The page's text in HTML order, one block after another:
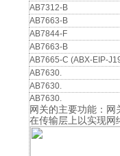
AB7312-B
AB7663-B
AB7844-F
AB7663-B
AB7665-C (ABX-EIP-
AB7630.
AB7630.
AB7630.
网关的主要功能：
在传输层上以实现网